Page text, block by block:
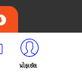
પ્રોફાઈલ